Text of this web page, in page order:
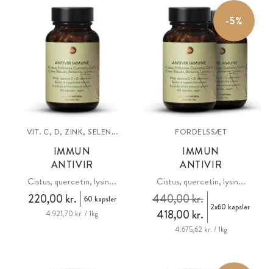
VIT. C, D, ZINK, SELEN...
IMMUN
ANTIVIR
Cistus, quercetin, lysin...
220,00 kr.
60 kapsler
4.921,70 kr. / 1kg
-5%
FORDELSSÆT
IMMUN
ANTIVIR
Cistus, quercetin, lysin...
418,00 kr.
440,00 kr. 2x60 kapsler
4.675,62 kr. / 1kg